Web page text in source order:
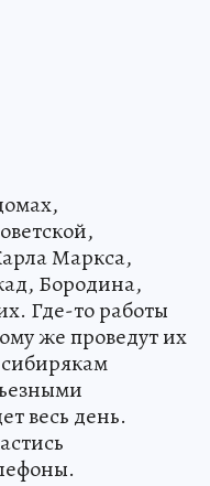
Маркса,
Бородина,
Где-то работы
же проведут их
весь день.